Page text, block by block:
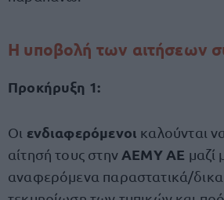
Η υποβολή των αιτήσεων
Προκήρυξη 1:
Οι ενδιαφερόμενοι καλούνται
αίτησή τους στην ΑΕΜΥ ΑΕ μαζί
αναφερόμενα παραστατικά/